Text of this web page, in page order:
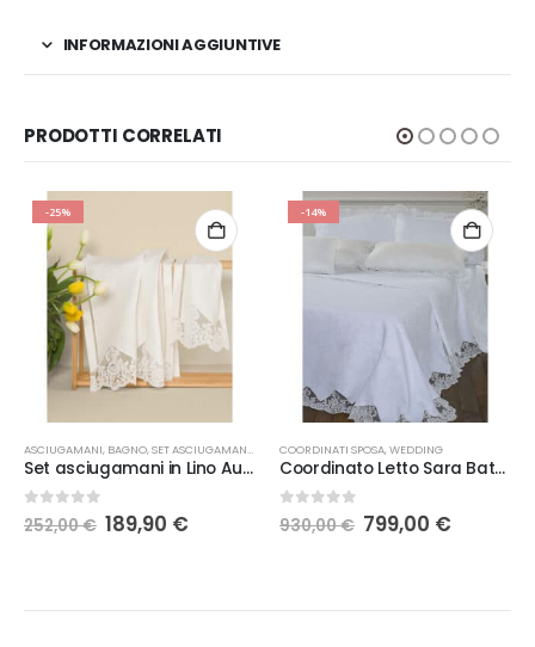
INFORMAZIONI AGGIUNTIVE
PRODOTTI CORRELATI
,WEDDING
-25%
ASCIUGAMANI, BAGNO,SET ASCIUGAMANI , WEDDING
Set asciugamani in Lino Aurora Battaglia
0Su 5
252,00€ Il
prezzo
189,90 €Il
-14%
COORDINATI SPOSA,WEDDING
Coordinato Letto Sara Battaglia
0 Su 5
930,00€ Il
prezzo
799,00 €Il